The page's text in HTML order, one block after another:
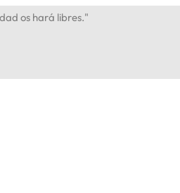
os hará libres."